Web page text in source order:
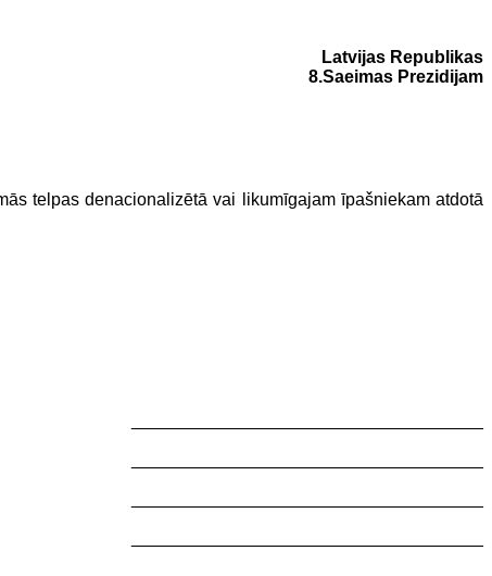
Latvijas Republikas
8.Saeimas Prezidijam
telpas denacionalizētā vai likumīgajam īpašniekam atdotā